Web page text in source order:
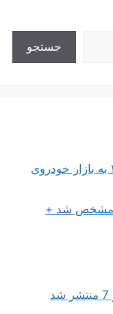
جستجو
ورود تویوتا کرولا کراس هایبرید ۲۰۲۶ به بازار خودروی
مشخص شد +